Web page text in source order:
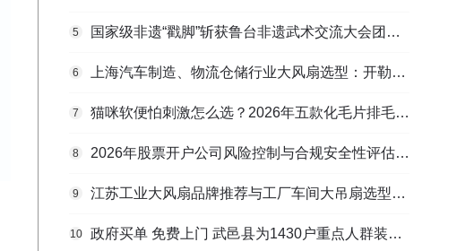
5 国家级非遗“戳脚”斩获鲁台非遗武术交流大会团体一等奖
6 上海汽车制造、物流仓储行业大风扇选型：开勒环境上海总部本地化服务优势解析
7 猫咪软便怕刺激怎么选？2026年五款化毛片排毛护肠避坑指南
8 2026年股票开户公司风险控制与合规安全性评估：投资者保护机制哪家靠谱？
9 江苏工业大风扇品牌推荐与工厂车间大吊扇选型指南
10 政府买单 免费上门 武邑县为1430户重点人群装上烟感“安全哨”